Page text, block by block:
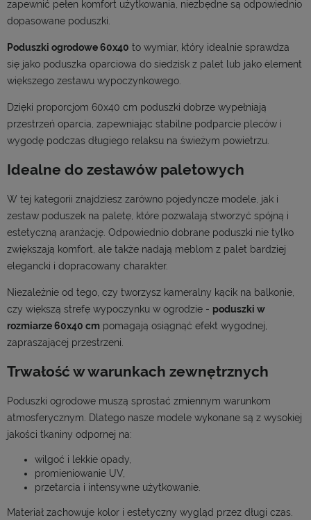
zapewnić pełen komfort użytkowania, niezbędne są odpowiednio
dopasowane poduszki.
Poduszki ogrodowe 60x40 to wymiar, który idealnie sprawdza
się jako poduszka oparciowa do siedzisk z palet lub jako element
większego zestawu wypoczynkowego.
Dzięki proporcjom 60x40 cm poduszki dobrze wypełniają
przestrzeń oparcia, zapewniając stabilne podparcie pleców i
wygodę podczas długiego relaksu na świeżym powietrzu.
Idealne do zestawów paletowych
W tej kategorii znajdziesz zarówno pojedyncze modele, jak i
zestaw poduszek na paletę, które pozwalają stworzyć spójną i
estetyczną aranżację. Odpowiednio dobrane poduszki nie tylko
zwiększają komfort, ale także nadają meblom z palet bardziej
elegancki i dopracowany charakter.
Niezależnie od tego, czy tworzysz kameralny kącik na balkonie,
czy większą strefę wypoczynku w ogrodzie - poduszki w
rozmiarze 60x40 cm pomagają osiągnąć efekt wygodnej,
zapraszającej przestrzeni.
Trwałość w warunkach zewnętrznych
Poduszki ogrodowe muszą sprostać zmiennym warunkom
atmosferycznym. Dlatego nasze modele wykonane są z wysokiej
jakości tkaniny odpornej na:
wilgoć i lekkie opady,
promieniowanie UV,
przetarcia i intensywne użytkowanie.
Materiał zachowuje kolor i estetyczny wygląd przez długi czas.